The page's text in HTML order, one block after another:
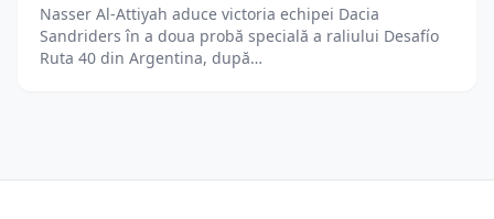
Nasser Al-Attiyah aduce victoria echipei Dacia
Sandriders în a doua probă specială a raliului Desafío
Ruta 40 din Argentina, după…